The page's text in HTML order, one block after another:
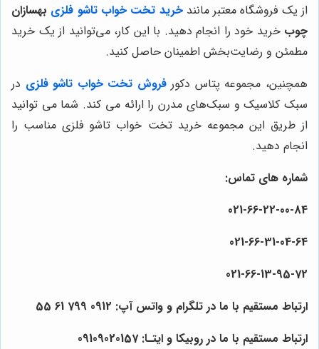
از یک فروشگاه معتبر مانندخرید تخت خواب تاشو فلزی بهسازان
چوب خرید خود را انجام دهید. با این کار، می‌توانید از یک خرید
مطمئن و رضایت‌بخش اطمینان حاصل کنید.
همچنین، مجموعه پتاس دکورفروش تخت خواب تاشو فلزی در
سبک کلاسیک و سبک‌های مدرن را ارائه می کند. شما می توانید
از طریق این مجموعه خریدتخت خواب تاشو فلزیمناسب را
انجام دهید.
شماره های تماس:
021-66-22-00-84
021-66-31-04-64
021-66-13-95-72
ارتباط مستقیم با ما در تلگرام و واتس آپ: 0912
799
61
55
ارتباط مستقیم با ما در روبیکا و ایتـا: 0910
9020157